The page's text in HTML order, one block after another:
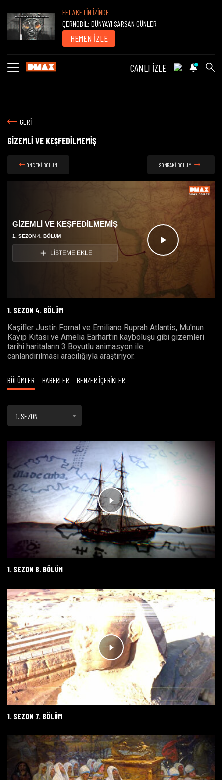
FELAKETİN İZİNDE
ÇERNOBİL: DÜNYAYI SARSAN GÜNLER
HEMEN İZLE
CANLI İZLE
GERİ
GİZEMLİ VE KEŞFEDİLMEMİŞ
ÖNCEKİ BÖLÜM SONRAKİ BÖLÜM
Videoyu
Oynat
GİZEMLİ VE KEŞFEDİLMEMİŞ
1. SEZON 4. BÖLÜM
LİSTEME EKLE
1. SEZON 4. BÖLÜM
Kaşifler Justin Fornal ve Emiliano Ruprah Atlantis, Mu'nun
Kayıp Kıtası ve Amelia Earhart'ın kayboluşu gibi gizemleri
tarihi haritaların 3 Boyutlu animasyon ile
canlandırılması aracılığıyla araştırıyor.
BÖLÜMLER HABERLER BENZER İÇERİKLER
1. SEZON
1. SEZON 8. BÖLÜM
1. SEZON 7. BÖLÜM